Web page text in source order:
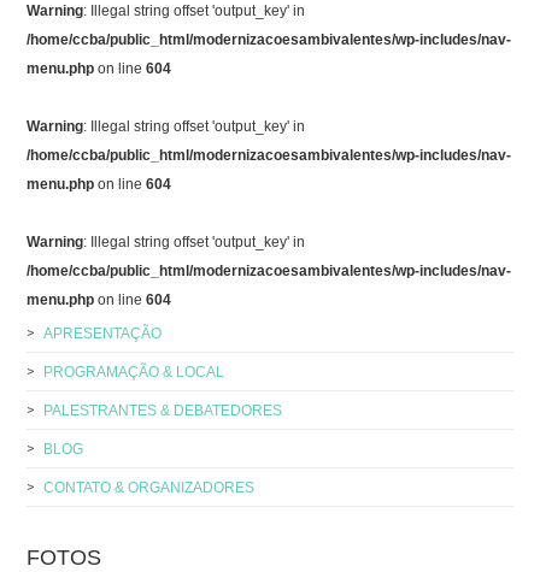
Warning: Illegal string offset 'output_key' in
/home/ccba/public_html/modernizacoesambivalentes/wp-includes/nav-
menu.php on line604
Warning: Illegal string offset 'output_key' in
/home/ccba/public_html/modernizacoesambivalentes/wp-includes/nav-
menu.php on line604
Warning: Illegal string offset 'output_key' in
/home/ccba/public_html/modernizacoesambivalentes/wp-includes/nav-
menu.php on line604
APRESENTAÇÃO
PROGRAMAÇÃO & LOCAL
PALESTRANTES & DEBATEDORES
BLOG
CONTATO & ORGANIZADORES
FOTOS